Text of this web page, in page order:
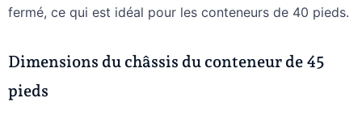
fermé, ce qui est idéal pour les conteneurs de 40 pieds.
Dimensions du châssis du conteneur de 45
pieds